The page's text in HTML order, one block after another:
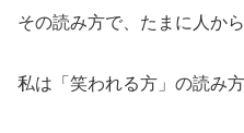
その読み方で、たまに人から
私は「笑われる方」の読み